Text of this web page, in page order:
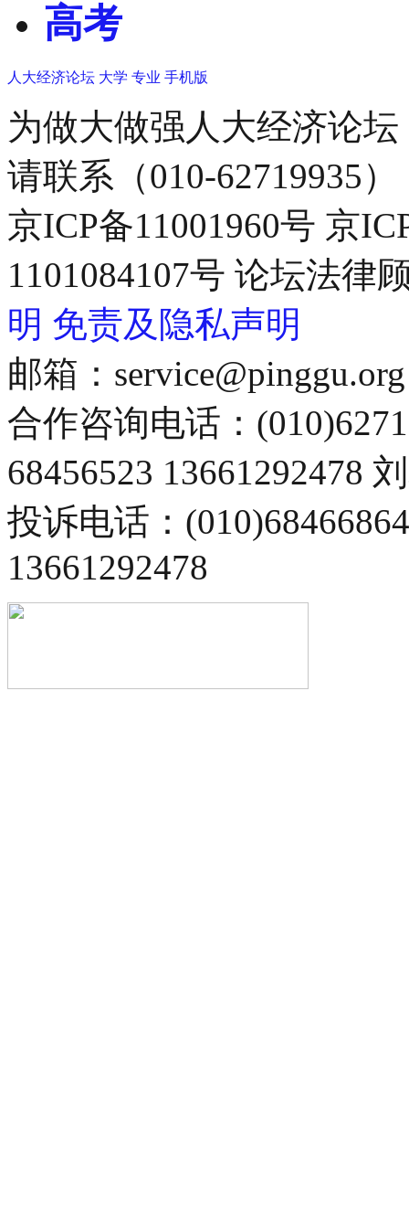
高考
人大经济论坛 大学 专业 手机版
为做大做强人大经济论
请联系（010-62719935）
京ICP备11001960号 京
1101084107号 论坛法律
明 免责及隐私声明
邮箱：service@pinggu.org
合作咨询电话：
68456523 13661292478
投诉电话：
13661292478